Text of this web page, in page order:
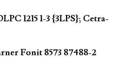
1215 1-3 {3LPS}; Cetra-
Fonit 8573 87488-2